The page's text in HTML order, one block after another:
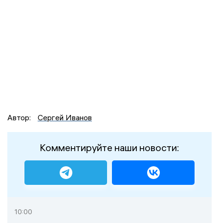
Автор: Сергей Иванов
Комментируйте наши новости:
10:00